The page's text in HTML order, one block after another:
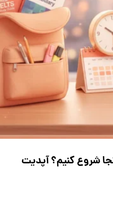
شروع کنیم؟ آپدیت